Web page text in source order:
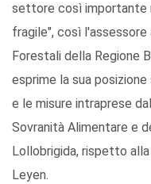
settore così importante
fragile", così
Forestali della Regione
esprime la sua
e le misure intraprese
Sovranità Alimentare e
Lollobrigida, rispetto
Leyen.